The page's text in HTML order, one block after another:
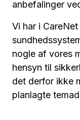
anbefalinger
Vi har i
nogle af vores
hensyn til
det derfor ikke
planlagte